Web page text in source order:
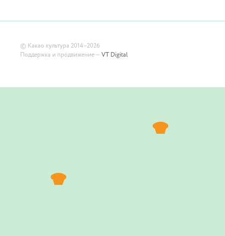
© Какао культура 2014–2026
Поддержка и продвижение — VT Digital